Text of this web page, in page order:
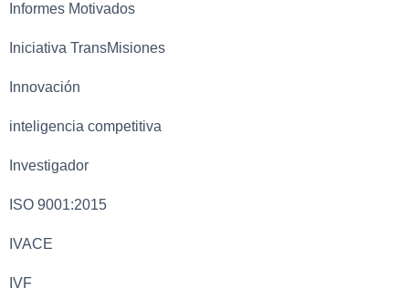
Informes Motivados
Iniciativa TransMisiones
Innovación
inteligencia competitiva
Investigador
ISO 9001:2015
IVACE
IVF